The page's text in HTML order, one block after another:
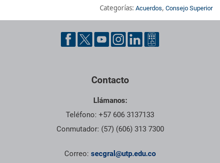
Categorías: Acuerdos, Consejo Superior
Pie de página con información de contacto, redes sociales y
Contacto
Llámanos:
Teléfono: +57 606 3137133
Conmutador: (57) (606) 313 7300
Correo: secgral@utp.edu.co